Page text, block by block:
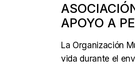
APOYO A
La Organización
vida durante el